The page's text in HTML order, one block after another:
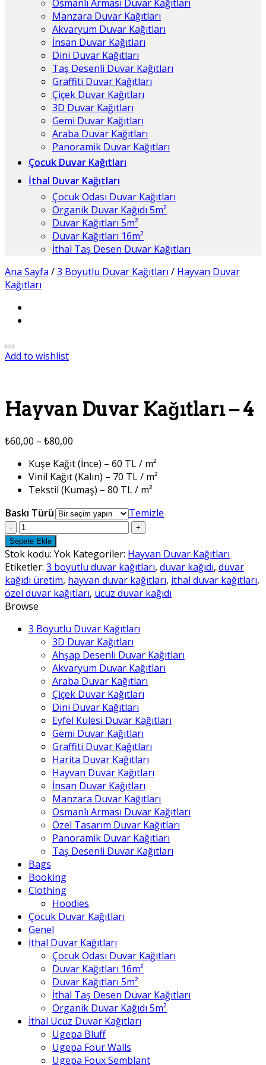
Osmanlı Arması Duvar Kağıtları
Manzara Duvar Kağıtları
Akvaryum Duvar Kağıtları
İnsan Duvar Kağıtları
Dini Duvar Kağıtları
Taş Desenli Duvar Kağıtları
Graffiti Duvar Kağıtları
Çiçek Duvar Kağıtları
3D Duvar Kağıtları
Gemi Duvar Kağıtları
Araba Duvar Kağıtları
Panoramik Duvar Kağıtları
Çocuk Duvar Kağıtları
İthal Duvar Kağıtları
Çocuk Odası Duvar Kağıtları
Organik Duvar Kağıdı 5m²
Duvar Kağıtları 5m²
Duvar Kağıtları 16m²
İthal Taş Desen Duvar Kağıtları
Ana Sayfa /3 Boyutlu Duvar Kağıtları / Hayvan Duvar
Kağıtları
Add to wishlist
Hayvan Duvar Kağıtları – 4
₺60,00 – ₺80,00
Kuşe Kağıt (İnce) – 60 TL / m²
Vinil Kağıt (Kalın) – 70 TL / m²
Tekstil (Kumaş) – 80 TL / m²
Baskı Türü
Temizle
Hayvan
Duvar
Kağıtları
-
4
adet
Sepete Ekle
Stok kodu: Yok Kategoriler: Hayvan Duvar Kağıtları
Etiketler: 3 boyutlu duvar kağıtları, duvar kağıdı, duvar
kağıdı üretim, hayvan duvar kağıtları, ithal duvar kağıtları,
özel duvar kağıtları, ucuz duvar kağıdı
Browse
3 Boyutlu Duvar Kağıtları
3D Duvar Kağıtları
Ahşap Desenli Duvar Kağıtları
Akvaryum Duvar Kağıtları
Araba Duvar Kağıtları
Çiçek Duvar Kağıtları
Dini Duvar Kağıtları
Eyfel Kulesi Duvar Kağıtları
Gemi Duvar Kağıtları
Graffiti Duvar Kağıtları
Harita Duvar Kağıtları
Hayvan Duvar Kağıtları
İnsan Duvar Kağıtları
Manzara Duvar Kağıtları
Osmanlı Arması Duvar Kağıtları
Özel Tasarım Duvar Kağıtları
Panoramik Duvar Kağıtları
Taş Desenli Duvar Kağıtları
Bags
Booking
Clothing
Hoodies
Çocuk Duvar Kağıtları
Genel
İthal Duvar Kağıtları
Çocuk Odası Duvar Kağıtları
Duvar Kağıtları 16m²
Duvar Kağıtları 5m²
İthal Taş Desen Duvar Kağıtları
Organik Duvar Kağıdı 5m²
İthal Ucuz Duvar Kağıtları
Ugepa Bluff
Ugepa Four Walls
Ugepa Foux Semblant